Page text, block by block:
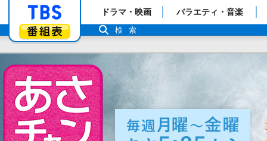
「TBSテレビ」トップページ
番組表
ドラマ・映画 バラエティ・音楽
検索